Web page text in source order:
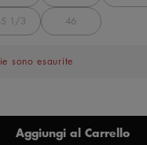
1/3 46
sono esaurite
Aggiungi al Carrello